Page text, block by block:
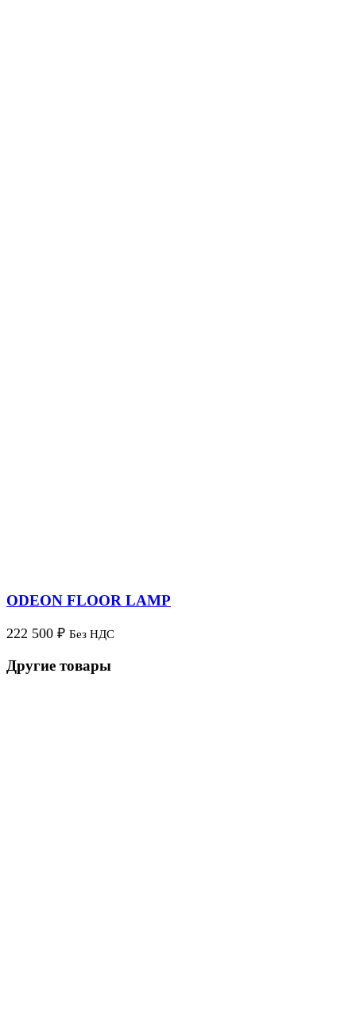
ODEON FLOOR LAMP
222 500 ₽ Без НДС
Другие товары